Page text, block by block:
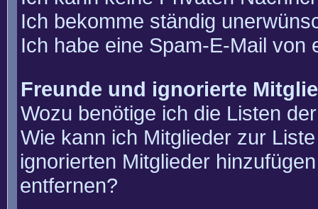
Ich bekomme ständig
Ich habe eine Spam-E-Mail von
Freunde und ignorierte
Wozu benötige ich die Listen
Wie kann ich Mitglieder zur
ignorierten Mitglieder
entfernen?